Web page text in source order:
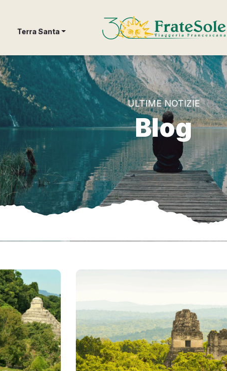
Terra Santa
FrateSole Viaggeria Francescana
ULTIME NOTIZIE
Blog